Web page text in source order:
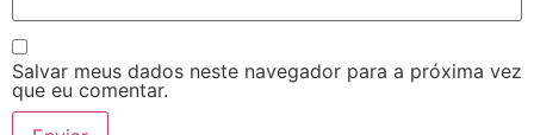
Salvar meus dados neste navegador para a próxima vez
que eu comentar.